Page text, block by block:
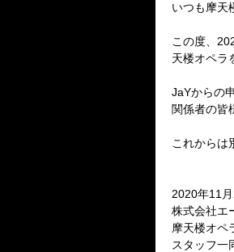
いつも摩天
この度、
天楼オペラ
JaYからの
関係者の皆
これからは
2020年11
株式会社エ
摩天楼オペ
スタッフ一